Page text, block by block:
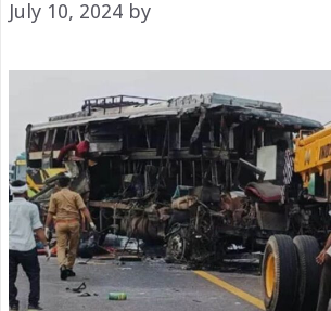
July 10, 2024 by